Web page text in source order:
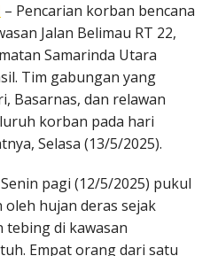
– Pencarian korban bencana
Jalan Belimau RT 22,
Samarinda Utara
Tim gabungan yang
Basarnas, dan relawan
korban pada hari
Selasa (13/5/2025).
pagi (12/5/2025) pukul
oleh hujan deras sejak
tebing di kawasan
Empat orang dari satu